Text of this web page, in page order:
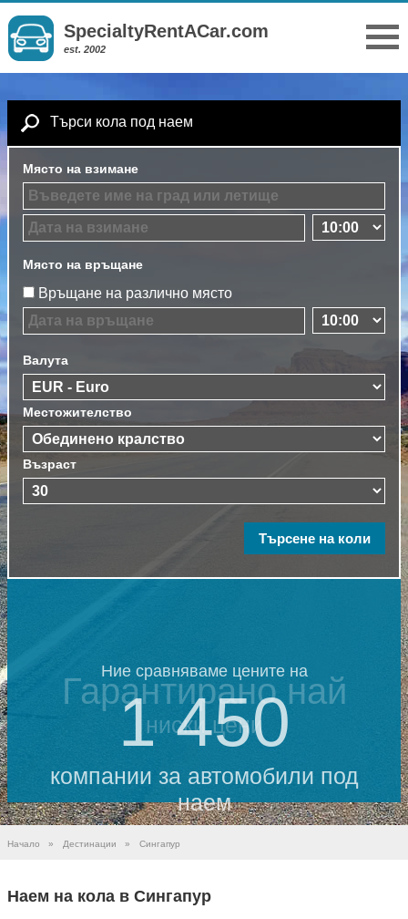
SpecialtyRentACar.com
est. 2002
Търси кола под наем
Място на взимане
Място на връщане
Връщане на различно място
Валута
Местожителство
Възраст
Ние сравняваме цените на
1 450
компании за автомобили под
наем
Гарантирано най
ниски цени
Начало » Дестинации » Сингапур
Наем на кола в Сингапур